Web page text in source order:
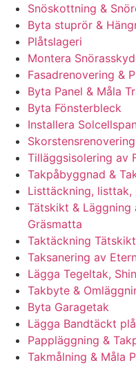
Snöskottning &
Byta stuprör &
Plåtslageri
Montera
Fasadrenovering &
Byta Panel & Måla
Byta Fönsterbleck
Installera
Skorstensrenovering
Tilläggsisolering av
Takpåbyggnad &
Listtäckning,
Tätskikt & Läggning
Gräsmatta
Taktäckning
Taksanering av
Lägga Tegeltak,
Takbyte &
Byta Garagetak
Lägga Bandtäckt
Pappläggning &
Takmålning & Måla